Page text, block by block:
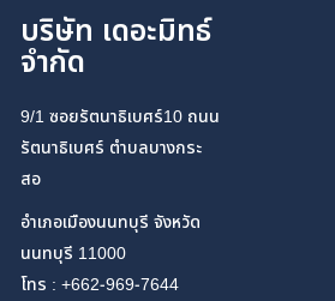
บริษัท เดอะมิทธ์
จำกัด
9/1 ซอยรัตนาธิเบศร์10 ถนน
รัตนาธิเบศร์ ตำบลบางกระ
สอ
อำเภอเมืองนนทบุรี จังหวัด
นนทบุรี 11000
โทร : +662-969-7644